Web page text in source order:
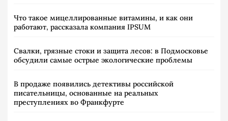
Что такое мицеллированные витамины, и как они
работают, рассказала компания IPSUM
Свалки, грязные стоки и защита лесов: в Подмосковье
обсудили самые острые экологические проблемы
В продаже появились детективы российской
писательницы, основанные на реальных
преступлениях во Франкфурте